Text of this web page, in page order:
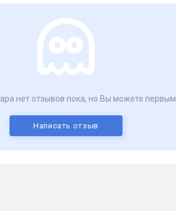
нет отзывов пока, но Вы можете первым
Написать отзыв